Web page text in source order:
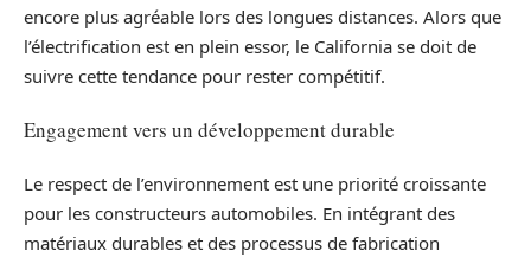
encore plus agréable lors des longues distances. Alors que
l’électrification est en plein essor, le California se doit de
suivre cette tendance pour rester compétitif.
Engagement vers un développement durable
Le respect de l’environnement est une priorité croissante
pour les constructeurs automobiles. En intégrant des
matériaux durables et des processus de fabrication